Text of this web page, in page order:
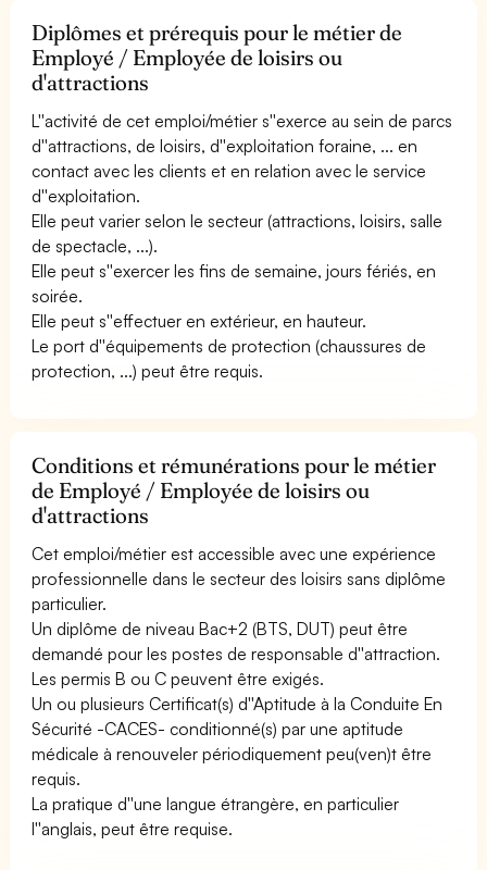
Diplômes et prérequis pour le métier de
Employé / Employée de loisirs ou
d'attractions
L''activité de cet emploi/métier s''exerce au sein de parcs
d''attractions, de loisirs, d''exploitation foraine, ... en
contact avec les clients et en relation avec le service
d''exploitation.
Elle peut varier selon le secteur (attractions, loisirs, salle
de spectacle, ...).
Elle peut s''exercer les fins de semaine, jours fériés, en
soirée.
Elle peut s''effectuer en extérieur, en hauteur.
Le port d''équipements de protection (chaussures de
protection, ...) peut être requis.
Conditions et rémunérations pour le métier
de Employé / Employée de loisirs ou
d'attractions
Cet emploi/métier est accessible avec une expérience
professionnelle dans le secteur des loisirs sans diplôme
particulier.
Un diplôme de niveau Bac+2 (BTS, DUT) peut être
demandé pour les postes de responsable d''attraction.
Les permis B ou C peuvent être exigés.
Un ou plusieurs Certificat(s) d''Aptitude à la Conduite En
Sécurité -CACES- conditionné(s) par une aptitude
médicale à renouveler périodiquement peu(ven)t être
requis.
La pratique d''une langue étrangère, en particulier
l''anglais, peut être requise.